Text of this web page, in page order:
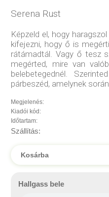
Serena Rust
Képzeld el, hogy
kifejezni, hogy ő is
rátámadtál. Vagy ő tesz
megérted, mire van
belebetegednél.
párbeszéd, amelynek
Megjelenés:
Kiadói kód:
Időtartam:
Szállítás:
Kosárba
Hallgass bele